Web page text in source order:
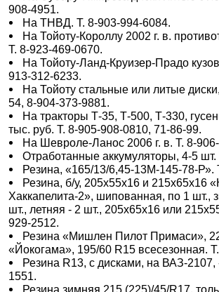
908-4951.
На ТНВД. Т. 8-903-994-6084.
На Тойоту-Короллу 2002 г. в.
Т. 8-923-469-0670.
На Тойоту-Ланд-Круизер-Прадо
913-312-6233.
На Тойоту стальные или литые
54, 8-904-373-9881.
На тракторы Т-35, Т-500, Т-330,
тыс. руб. Т. 8-905-908-0810, 71-86-99.
На Шевроле-Ланос 2006 г. в. Т. 8-
Отработанные аккумуляторы, 4-5
Резина, «165/13/6,45-13М-145-78-Р».
Резина, б/у, 205х55х16 и 215х65х16
Хаккапелита-2», шипованная, по 1 шт.,
шт., летняя - 2 шт., 205х65х16 или
929-2512.
Резина «Мишлен Пилот Примаси»,
«Йокогама», 195/60 R15 всесезонная.
Резина R13, с дисками, на ВАЗ-2107,
1551.
Резина зимняя 215 (225)/45/R17,